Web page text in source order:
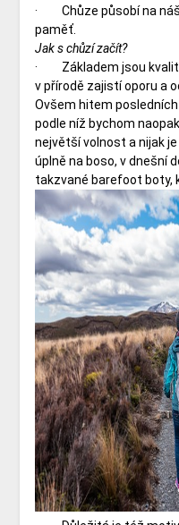
· Chůze působí na náš
paměť.
Jak s chůzí začít?
· Základem jsou
v přírodě zajistí oporu a
Ovšem hitem
podle níž bychom
největší volnost a nijak
úplně na boso, v dnešní
takzvané barefoot boty,